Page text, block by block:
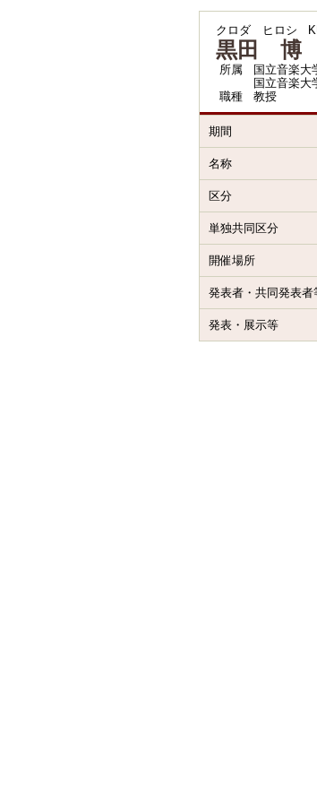
クロダ ヒロシ
黒田 博
所属
国立音楽
国立音楽
職種
教授
期間
名称
区分
単独共同区分
開催場所
発表者・共同発表者
発表・展示等